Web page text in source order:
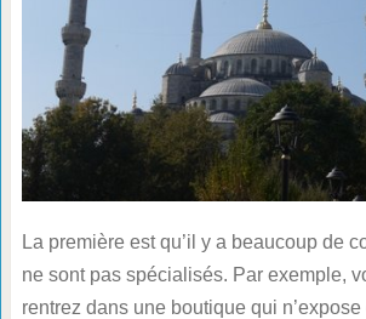
La première est qu’il y a beaucoup de
ne sont pas spécialisés. Par exemple,
rentrez dans une boutique qui